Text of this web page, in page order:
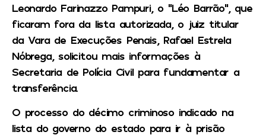
Leonardo Farinazzo Pampuri, o “Léo Barrão”, que
ficaram fora da lista autorizada, o juiz titular
da Vara de Execuções Penais, Rafael Estrela
Nóbrega, solicitou mais informações à
Secretaria de Polícia Civil para fundamentar a
transferência.
O processo do décimo criminoso indicado na
lista do governo do estado para ir à prisão